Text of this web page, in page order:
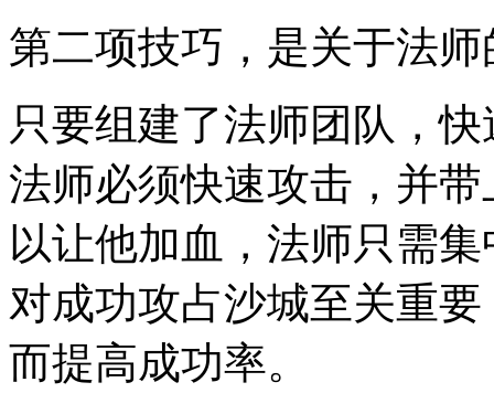
第二项技巧，是关于法
只要组建了法师团队，
法师必须快速攻击，并
以让他加血，法师只需
对成功攻占沙城至关重
而提高成功率。